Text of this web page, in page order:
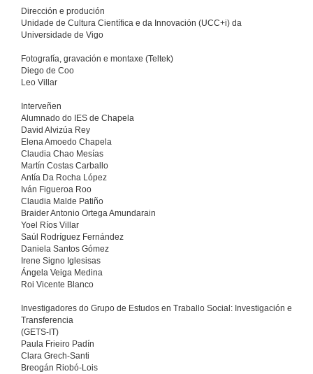
Dirección e produción
Unidade de Cultura Científica e da Innovación (UCC+i) da
Universidade de Vigo
Fotografía, gravación e montaxe (Teltek)
Diego de Coo
Leo Villar
Interveñen
Alumnado do IES de Chapela
David Alvizúa Rey
Elena Amoedo Chapela
Claudia Chao Mesías
Martín Costas Carballo
Antía Da Rocha López
Iván Figueroa Roo
Claudia Malde Patiño
Braider Antonio Ortega Amundarain
Yoel Ríos Villar
Saúl Rodríguez Fernández
Daniela Santos Gómez
Irene Signo Iglesisas
Ángela Veiga Medina
Roi Vicente Blanco
Investigadores do Grupo de Estudos en Traballo Social: Investigación e
Transferencia
(GETS-IT)
Paula Frieiro Padín
Clara Grech-Santi
Breogán Riobó-Lois